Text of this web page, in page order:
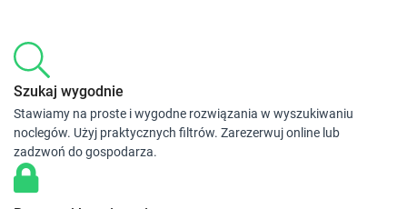
Szukaj wygodnie
Stawiamy na proste i wygodne rozwiązania w wyszukiwaniu
noclegów. Użyj praktycznych filtrów. Zarezerwuj online lub
zadzwoń do gospodarza.